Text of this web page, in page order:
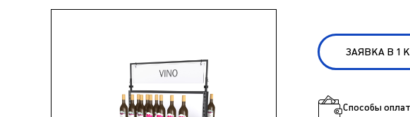
ЗАЯВКА В 1
Способы